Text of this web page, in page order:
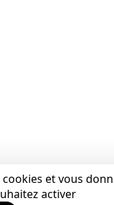
cookies et vous
activer